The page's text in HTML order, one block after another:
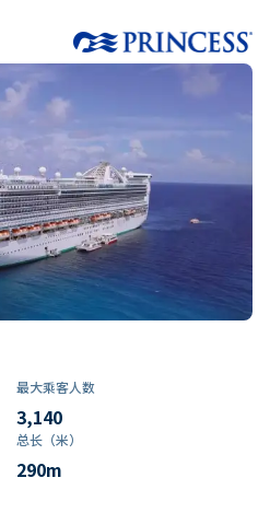
最大乘客人数
3,140
总长（米）
290m